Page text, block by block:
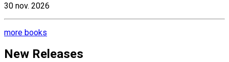
30 nov. 2026
more books
New Releases